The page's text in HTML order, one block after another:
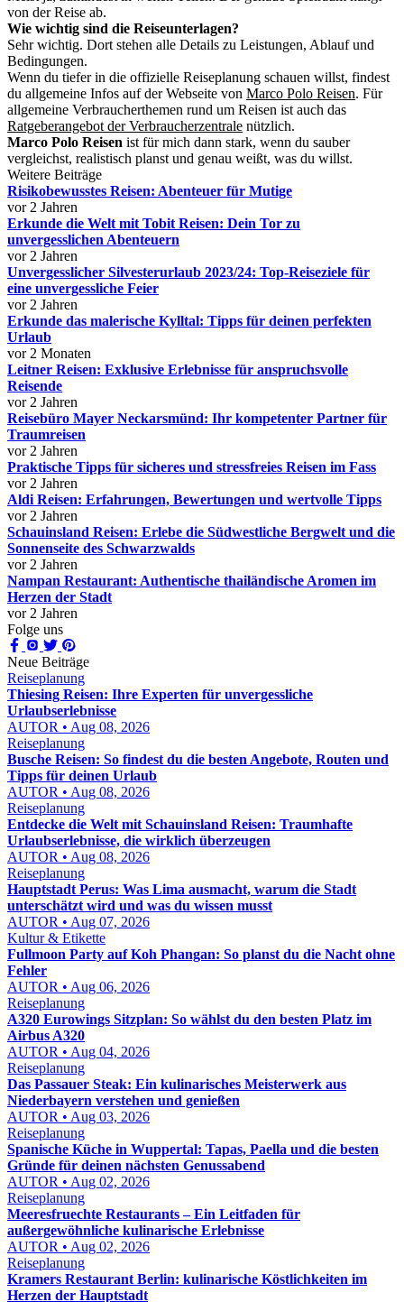
von der Reise ab.
Wie wichtig sind die Reiseunterlagen?
Sehr wichtig. Dort stehen alle Details zu Leistungen, Ablauf und
Bedingungen.
Wenn du tiefer in die offizielle Reiseplanung schauen willst, findest
du allgemeine Infos auf der Webseite von Marco Polo Reisen. Für
allgemeine Verbraucherthemen rund um Reisen ist auch das
Ratgeberangebot der Verbraucherzentrale nützlich.
Marco Polo Reisen ist für mich dann stark, wenn du sauber
vergleichst, realistisch planst und genau weißt, was du willst.
Weitere Beiträge
Risikobewusstes Reisen: Abenteuer für Mutige
vor 2 Jahren
Erkunde die Welt mit Tobit Reisen: Dein Tor zu
unvergesslichen Abenteuern
vor 2 Jahren
Unvergesslicher Silvesterurlaub 2023/24: Top-Reiseziele für
eine unvergessliche Feier
vor 2 Jahren
Erkunde das malerische Kylltal: Tipps für deinen perfekten
Urlaub
vor 2 Monaten
Leitner Reisen: Exklusive Erlebnisse für anspruchsvolle
Reisende
vor 2 Jahren
Reisebüro Mayer Neckarsmünd: Ihr kompetenter Partner für
Traumreisen
vor 2 Jahren
Praktische Tipps für sicheres und stressfreies Reisen im Fass
vor 2 Jahren
Aldi Reisen: Erfahrungen, Bewertungen und wertvolle Tipps
vor 2 Jahren
Schauinsland Reisen: Erlebe die Südwestliche Bergwelt und die
Sonnenseite des Schwarzwalds
vor 2 Jahren
Nampan Restaurant: Authentische thailändische Aromen im
Herzen der Stadt
vor 2 Jahren
Folge uns
Neue Beiträge
Reiseplanung
Thiesing Reisen: Ihre Experten für unvergessliche
Urlaubserlebnisse
AUTOR • Aug 08, 2026
Reiseplanung
Busche Reisen: So findest du die besten Angebote, Routen und
Tipps für deinen Urlaub
AUTOR • Aug 08, 2026
Reiseplanung
Entdecke die Welt mit Schauinsland Reisen: Traumhafte
Urlaubserlebnisse, die wirklich überzeugen
AUTOR • Aug 08, 2026
Reiseplanung
Hauptstadt Perus: Was Lima ausmacht, warum die Stadt
unterschätzt wird und was du wissen musst
AUTOR • Aug 07, 2026
Kultur & Etikette
Fullmoon Party auf Koh Phangan: So planst du die Nacht ohne
Fehler
AUTOR • Aug 06, 2026
Reiseplanung
A320 Eurowings Sitzplan: So wählst du den besten Platz im
Airbus A320
AUTOR • Aug 04, 2026
Reiseplanung
Das Passauer Steak: Ein kulinarisches Meisterwerk aus
Niederbayern verstehen und genießen
AUTOR • Aug 03, 2026
Reiseplanung
Spanische Küche in Wuppertal: Tapas, Paella und die besten
Gründe für deinen nächsten Genussabend
AUTOR • Aug 02, 2026
Reiseplanung
Meeresfruechte Restaurants – Ein Leitfaden für
außergewöhnliche kulinarische Erlebnisse
AUTOR • Aug 02, 2026
Reiseplanung
Kramers Restaurant Berlin: kulinarische Köstlichkeiten im
Herzen der Hauptstadt